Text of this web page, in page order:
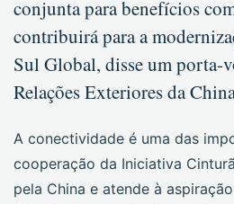
conjunta para benefícios
contribuirá para a
Sul Global, disse um porta-
Relações Exteriores da
A conectividade é uma das
cooperação da Iniciativa
pela China e atende à